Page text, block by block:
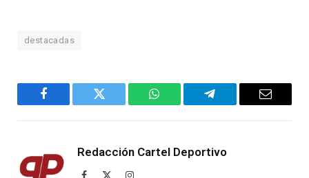
destacadas
Facebook Twitter WhatsAppTelegram Email
Redacción Cartel Deportivo
Facebook Instagram